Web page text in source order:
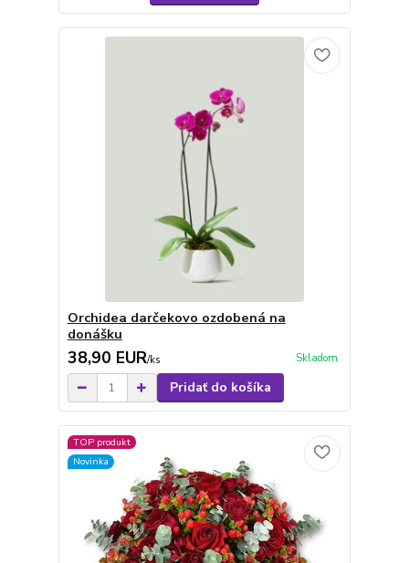
Orchidea darčekovo ozdobená na
donášku
38,90 EUR/ks Skladom
Pridať do košíka
TOP produkt
Novinka